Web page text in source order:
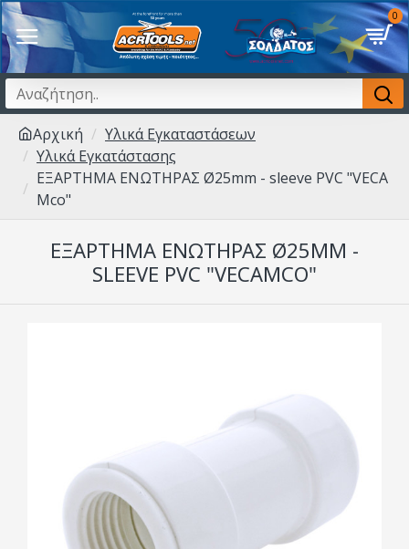
0
Αρχική
Υλικά Εγκαταστάσεων
Υλικά Εγκατάστασης
EΞAPTHMA ENΩTHPAΣ Ø25mm - sleeve PVC "VECA
Mco"
EΞAPTHMA ENΩTHPAΣ Ø25MM -
SLEEVE PVC "VECAMCO"